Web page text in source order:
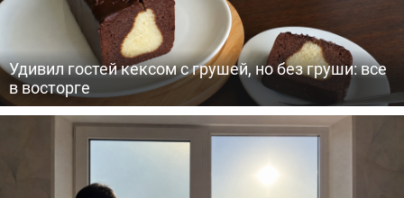
Удивил гостей кексом с грушей, но без груши: все
в восторге